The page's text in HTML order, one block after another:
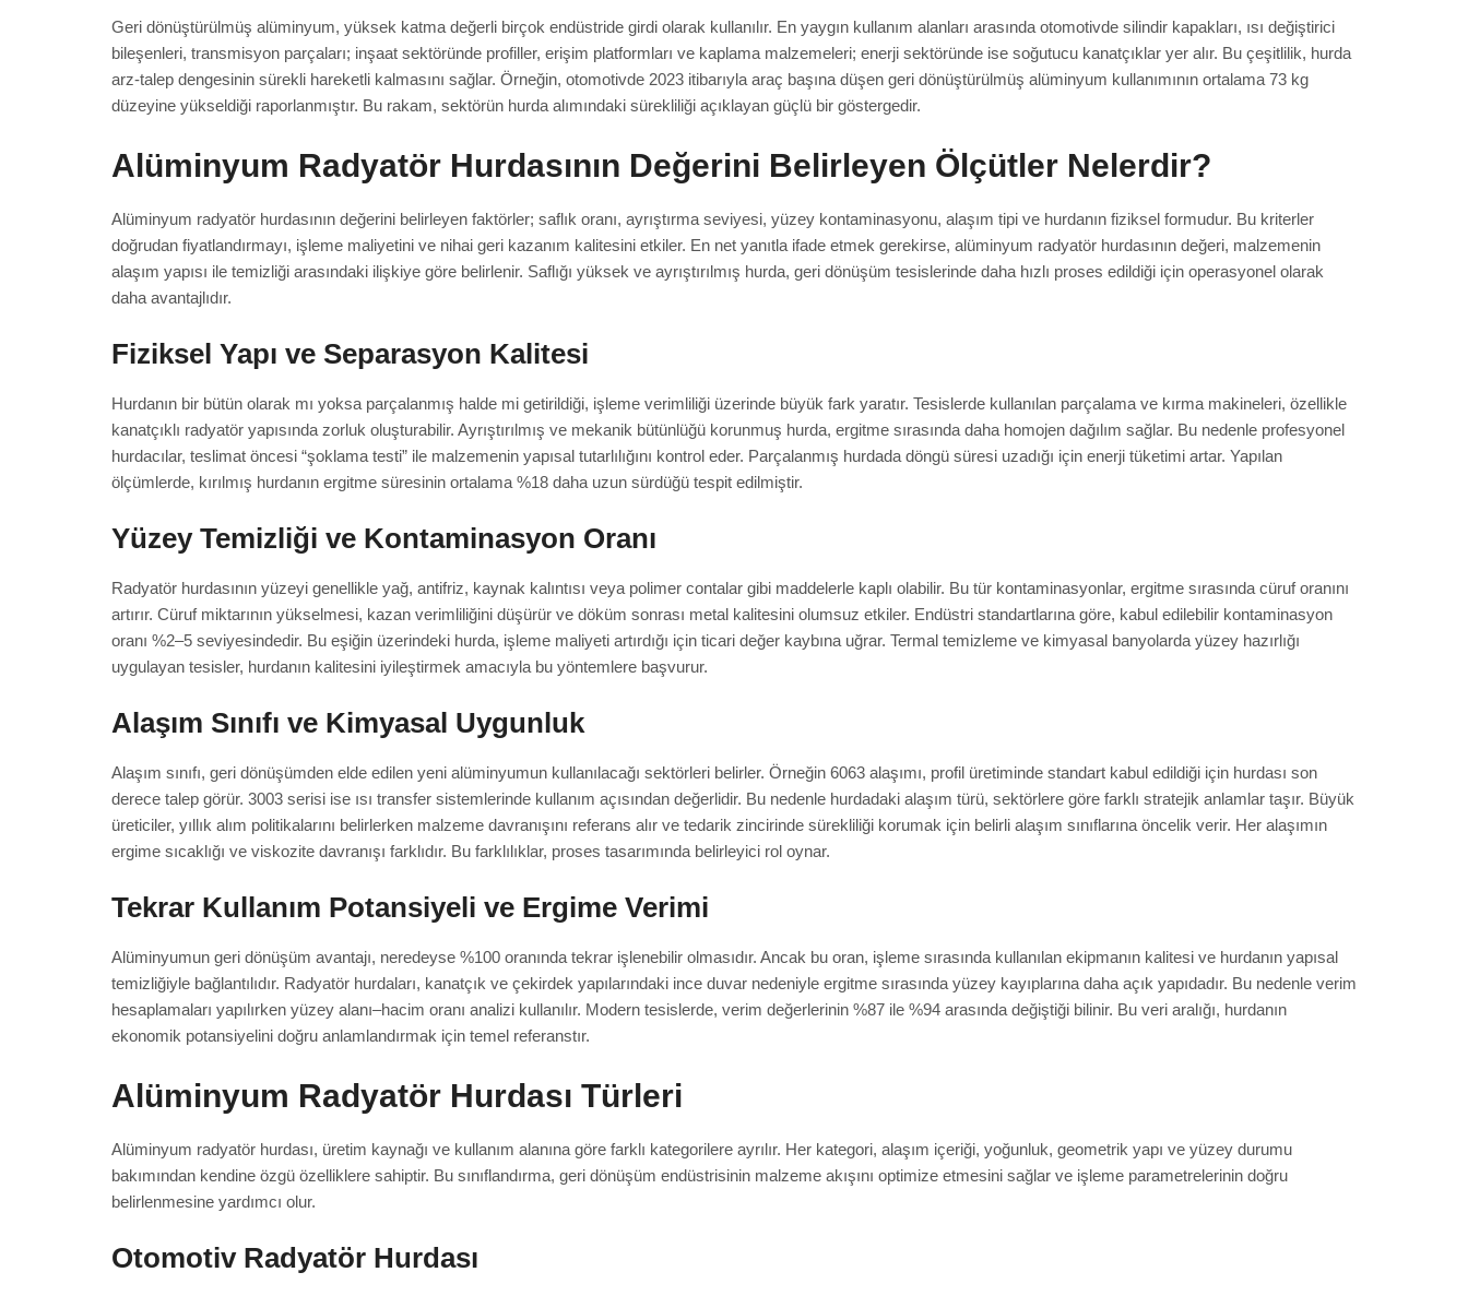
Geri dönüştürülmüş alüminyum, yüksek katma değerli birçok endüstride girdi olarak kullanılır. En yaygın kullanım alanları arasında otomotivde silindir kapakları, ısı değiştirici
bileşenleri, transmisyon parçaları; inşaat sektöründe profiller, erişim platformları ve kaplama malzemeleri; enerji sektöründe ise soğutucu kanatçıklar yer alır. Bu çeşitlilik, hurda
arz-talep dengesinin sürekli hareketli kalmasını sağlar. Örneğin, otomotivde 2023 itibarıyla araç başına düşen geri dönüştürülmüş alüminyum kullanımının ortalama 73 kg
düzeyine yükseldiği raporlanmıştır. Bu rakam, sektörün hurda alımındaki sürekliliği açıklayan güçlü bir göstergedir.
Alüminyum Radyatör Hurdasının Değerini Belirleyen Ölçütler Nelerdir?
Alüminyum radyatör hurdasının değerini belirleyen faktörler; saflık oranı, ayrıştırma seviyesi, yüzey kontaminasyonu, alaşım tipi ve hurdanın fiziksel formudur. Bu kriterler
doğrudan fiyatlandırmayı, işleme maliyetini ve nihai geri kazanım kalitesini etkiler. En net yanıtla ifade etmek gerekirse, alüminyum radyatör hurdasının değeri, malzemenin
alaşım yapısı ile temizliği arasındaki ilişkiye göre belirlenir. Saflığı yüksek ve ayrıştırılmış hurda, geri dönüşüm tesislerinde daha hızlı proses edildiği için operasyonel olarak
daha avantajlıdır.
Fiziksel Yapı ve Separasyon Kalitesi
Hurdanın bir bütün olarak mı yoksa parçalanmış halde mi getirildiği, işleme verimliliği üzerinde büyük fark yaratır. Tesislerde kullanılan parçalama ve kırma makineleri, özellikle
kanatçıklı radyatör yapısında zorluk oluşturabilir. Ayrıştırılmış ve mekanik bütünlüğü korunmuş hurda, ergitme sırasında daha homojen dağılım sağlar. Bu nedenle profesyonel
hurdacılar, teslimat öncesi “şoklama testi” ile malzemenin yapısal tutarlılığını kontrol eder. Parçalanmış hurdada döngü süresi uzadığı için enerji tüketimi artar. Yapılan
ölçümlerde, kırılmış hurdanın ergitme süresinin ortalama %18 daha uzun sürdüğü tespit edilmiştir.
Yüzey Temizliği ve Kontaminasyon Oranı
Radyatör hurdasının yüzeyi genellikle yağ, antifriz, kaynak kalıntısı veya polimer contalar gibi maddelerle kaplı olabilir. Bu tür kontaminasyonlar, ergitme sırasında cüruf oranını
artırır. Cüruf miktarının yükselmesi, kazan verimliliğini düşürür ve döküm sonrası metal kalitesini olumsuz etkiler. Endüstri standartlarına göre, kabul edilebilir kontaminasyon
oranı %2–5 seviyesindedir. Bu eşiğin üzerindeki hurda, işleme maliyeti artırdığı için ticari değer kaybına uğrar. Termal temizleme ve kimyasal banyolarda yüzey hazırlığı
uygulayan tesisler, hurdanın kalitesini iyileştirmek amacıyla bu yöntemlere başvurur.
Alaşım Sınıfı ve Kimyasal Uygunluk
Alaşım sınıfı, geri dönüşümden elde edilen yeni alüminyumun kullanılacağı sektörleri belirler. Örneğin 6063 alaşımı, profil üretiminde standart kabul edildiği için hurdası son
derece talep görür. 3003 serisi ise ısı transfer sistemlerinde kullanım açısından değerlidir. Bu nedenle hurdadaki alaşım türü, sektörlere göre farklı stratejik anlamlar taşır. Büyük
üreticiler, yıllık alım politikalarını belirlerken malzeme davranışını referans alır ve tedarik zincirinde sürekliliği korumak için belirli alaşım sınıflarına öncelik verir. Her alaşımın
ergime sıcaklığı ve viskozite davranışı farklıdır. Bu farklılıklar, proses tasarımında belirleyici rol oynar.
Tekrar Kullanım Potansiyeli ve Ergime Verimi
Alüminyumun geri dönüşüm avantajı, neredeyse %100 oranında tekrar işlenebilir olmasıdır. Ancak bu oran, işleme sırasında kullanılan ekipmanın kalitesi ve hurdanın yapısal
temizliğiyle bağlantılıdır. Radyatör hurdaları, kanatçık ve çekirdek yapılarındaki ince duvar nedeniyle ergitme sırasında yüzey kayıplarına daha açık yapıdadır. Bu nedenle verim
hesaplamaları yapılırken yüzey alanı–hacim oranı analizi kullanılır. Modern tesislerde, verim değerlerinin %87 ile %94 arasında değiştiği bilinir. Bu veri aralığı, hurdanın
ekonomik potansiyelini doğru anlamlandırmak için temel referanstır.
Alüminyum Radyatör Hurdası Türleri
Alüminyum radyatör hurdası, üretim kaynağı ve kullanım alanına göre farklı kategorilere ayrılır. Her kategori, alaşım içeriği, yoğunluk, geometrik yapı ve yüzey durumu
bakımından kendine özgü özelliklere sahiptir. Bu sınıflandırma, geri dönüşüm endüstrisinin malzeme akışını optimize etmesini sağlar ve işleme parametrelerinin doğru
belirlenmesine yardımcı olur.
Otomotiv Radyatör Hurdası